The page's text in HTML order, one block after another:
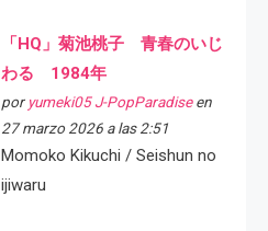
「HQ」菊池桃子 青春のいじ
わる 1984年
por yumeki05 J-PopParadiseen
27 marzo 2026 a las 2:51
Momoko Kikuchi / Seishun no
ijiwaru